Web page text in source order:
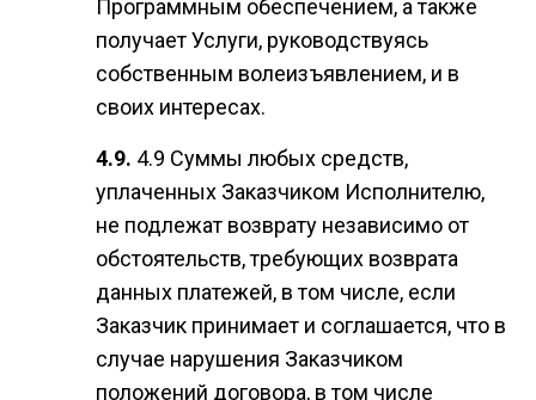
Программным обеспечением, а также
получает Услуги, руководствуясь
собственным волеизъявлением, и в
своих интересах.
4.9 Суммы любых средств,
уплаченных Заказчиком Исполнителю,
не подлежат возврату независимо от
обстоятельств, требующих возврата
данных платежей, в том числе, если
Заказчик принимает и соглашается, что в
случае нарушения Заказчиком
положений договора, в том числе